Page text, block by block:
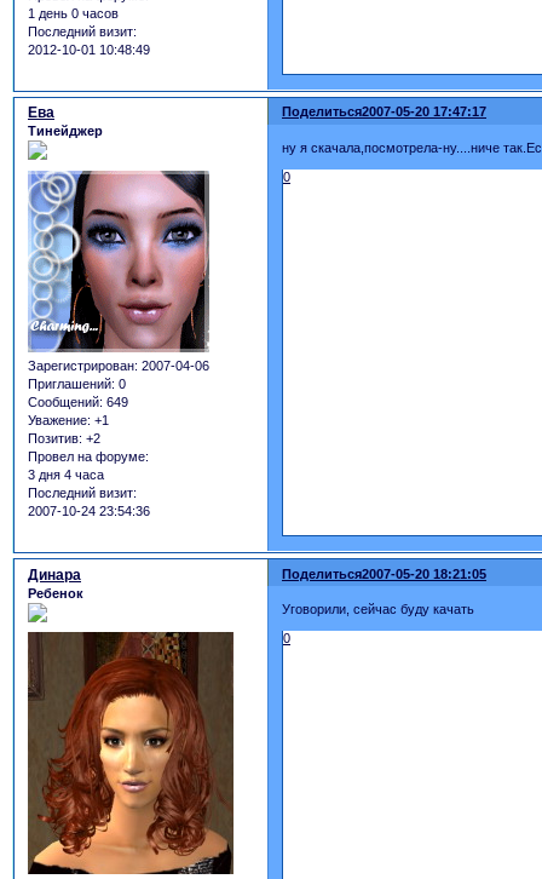
1 день 0 часов
Последний визит:
2012-10-01 10:48:49
Поделиться2007-05-20 17:47:17
Ева
Тинейджер
Зарегистрирован: 2007-04-06
Приглашений: 0
Сообщений: 649
Уважение: +1
Позитив: +2
Провел на форуме:
3 дня 4 часа
Последний визит:
2007-10-24 23:54:36
ну я скачала,посмотрела-ну....ниче
0
Поделиться2007-05-20 18:21:05
Динара
Ребенок
Уговорили, сейчас буду качать
0